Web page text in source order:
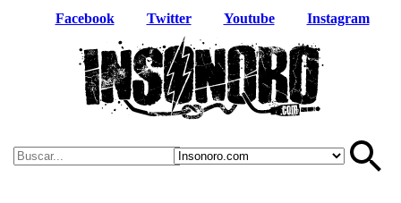
Facebook Twitter Youtube Instagram